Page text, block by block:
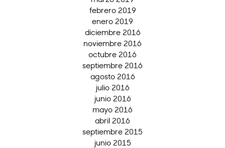
febrero 2019
enero 2019
diciembre 2016
noviembre 2016
octubre 2016
septiembre 2016
agosto 2016
julio 2016
junio 2016
mayo 2016
abril 2016
septiembre 2015
junio 2015